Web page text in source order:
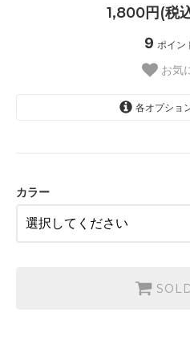
1,800円(税
9 ポイン
お気
各オプショ
カラー